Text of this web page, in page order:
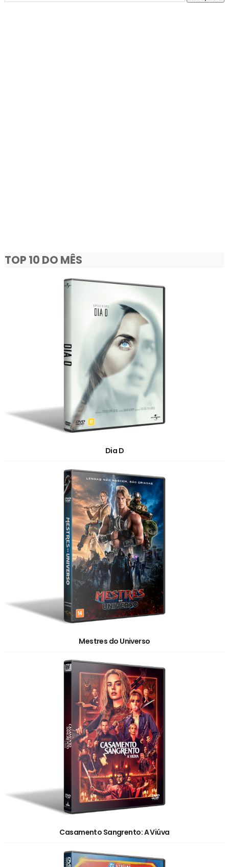
TOP 10 DO MÊS
Dia D
Mestres do Universo
Casamento Sangrento: A Viúva